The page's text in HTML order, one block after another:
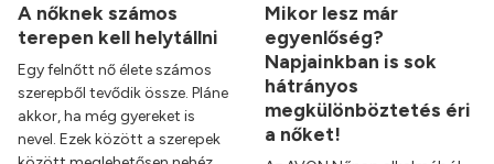
A nőknek számos
terepen kell helytállni
Egy felnőtt nő élete számos
szerepből tevődik össze. Pláne
akkor, ha még gyereket is
nevel. Ezek között a szerepek
Mikor lesz már
egyenlőség?
Napjainkban is sok
hátrányos
megkülönböztetés éri
a nőket!